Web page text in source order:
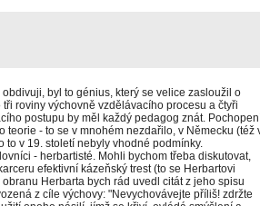
byl to génius, který se velice zasloužil o
roviny výchovně vzdělávacího procesu a čtyři
postupu by měl každý pedagog znát.
teorie - to se v mnohém nezdařilo, v Německu (též
to v 19. století nebyly vhodné podmínky.
- herbartisté. Mohli bychom třeba diskutovat,
efektivní kázeňský trest (to se Herbartovi
Herbarta bych rád uvedl citát z jeho spisu
z cíle výchovy: "Nevychovávejte příliš! zdržte